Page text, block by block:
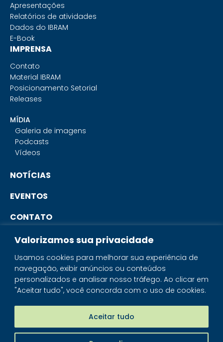
Valorizamos sua privacidade
Usamos cookies para melhorar sua experiência de
navegação, exibir anúncios ou conteúdos
personalizados e analisar nosso tráfego. Ao clicar em
"Aceitar tudo", você concorda com o uso de cookies.
Aceitar tudo
Apresentações
Relatórios de atividades
Dados do IBRAM
E-Book
IMPRENSA
Contato
Material IBRAM
Posicionamento Setorial
Releases
MÍDIA
Galeria de imagens
Podcasts
Vídeos
NOTÍCIAS
EVENTOS
CONTATO
PORTAL DO ASSOCIADO
SISTEMA IBRAM
PORTAL DOS MINERAIS
LOJA MINERAIS DO BRASIL